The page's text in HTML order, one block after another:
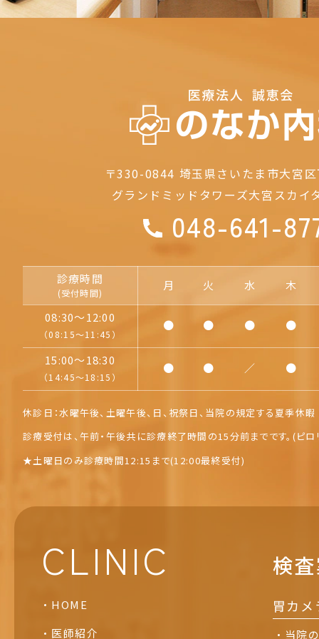
〒330-0844 埼玉県さいたま市大宮
グランドミッドタワーズ大宮 スカイ
048-641-
診療時間
(受付時間)
月 火 水 木
08:30～12:00
（08:15～11:45）
● ● ● ●
15:00～18:30
（14:45～18:15）
● ● ／ ●
休診日：水曜午後、土曜午後、日、祝祭日、 当院の規定する夏季休暇
診療受付は、午前・午後共に診療終了時間の15分前までです。 (ピロ
★土曜日のみ診療時間12:15まで(12:00最終受付)
CLINIC
HOME
医師紹介
検
胃カメ
当院